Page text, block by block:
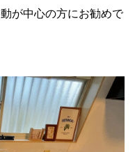
が中心の方にお勧めで